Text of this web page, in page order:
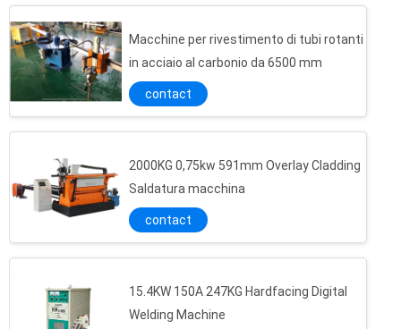
Macchine per rivestimento di tubi rotanti
in acciaio al carbonio da 6500 mm
contact
2000KG 0,75kw 591mm Overlay Cladding
Saldatura macchina
contact
15.4KW 150A 247KG Hardfacing Digital
Welding Machine